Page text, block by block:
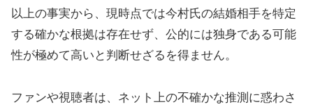
以上の事実から、現時点では今村氏の結婚相手を特定
する確かな根拠は存在せず、公的には独身である可能
性が極めて高いと判断せざるを得ません。
ファンや視聴者は、ネット上の不確かな推測に惑わさ